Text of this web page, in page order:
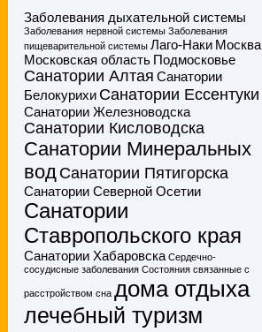
Заболевания дыхательной системы
Заболевания нервной системы Заболевания
пищеварительной системы Лаго-Наки Москва
Московская область Подмосковье
Санатории Алтая Санатории
Белокурихи Санатории Ессентуки
Санатории Железноводска
Санатории Кисловодска
Санатории Минеральных
вод Санатории Пятигорска
Санатории Северной Осетии
Санатории
Ставропольского края
Санатории Хабаровска Сердечно-
сосудисные заболевания Состояния связанные с
расстройством сна дома отдыха
лечебный туризм